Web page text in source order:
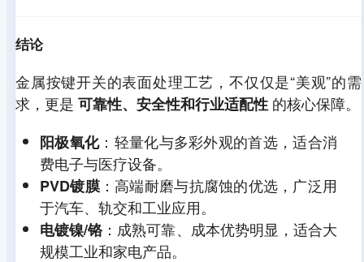
结论
金属按键开关的表面处理工艺，不仅仅是“美观”的需
求，更是 可靠性、安全性和行业适配性 的核心保障。
阳极氧化：轻量化与多彩外观的首选，适合消
费电子与医疗设备。
PVD镀膜：高端耐磨与抗腐蚀的优选，广泛用
于汽车、轨交和工业应用。
电镀镍/铬 ：成熟可靠、成本优势明显，适合大
规模工业和家电产品。